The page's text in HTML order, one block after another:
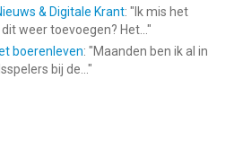
& Digitale Krant: " Ik mis het
weer toevoegen? Het... "
boerenleven: "Maanden ben ik al in
bij de... "